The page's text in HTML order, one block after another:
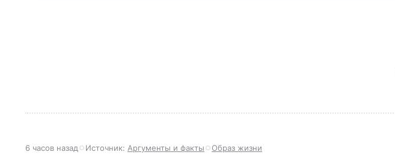
6 часов назад Источник: Аргументы и факты Образ жизни